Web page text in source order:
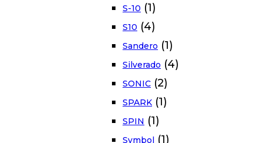
S-10 (1)
S10 (4)
Sandero (1)
Silverado (4)
SONIC (2)
SPARK (1)
SPIN (1)
Symbol (1)